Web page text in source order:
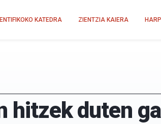
KATEDRA ZIENTZIA KAIERA
hitzek duten